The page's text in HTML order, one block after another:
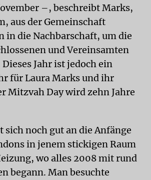
–, beschreibt Marks,
aus der Gemeinschaft
in die Nachbarschaft, um die
und Vereinsamten
Jahr ist jedoch ein
für Laura Marks und ihr
Mitzvah Day wird zehn Jahre
noch gut an die Anfänge
in jenem stickigen Raum
wo alles 2008 mit rund
begann. Man besuchte